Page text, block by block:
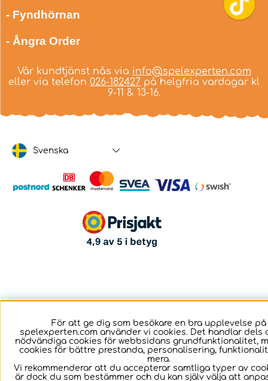
- Fyndhörnan
- Ångra Order
Vår kundtjänst nås via info@spelexperten.com
eller via telefon 026-182427 på helgfria vardagar kl
9-11 & 13-16.
Svenska
För att ge dig som besökare en bra upplevelse på
spelexperten.com använder vi cookies. Det handlar dels
nödvändiga cookies för webbsidans grundfunktionalitet,
cookies för bättre prestanda, personalisering,
mera.
Vi rekommenderar att du accepterar samtliga typer av
är dock du som bestämmer och du kan själv välja att